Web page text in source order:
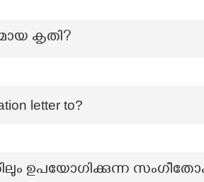
കൃതി?
letter to?
ഉപയോഗിക്കുന്ന